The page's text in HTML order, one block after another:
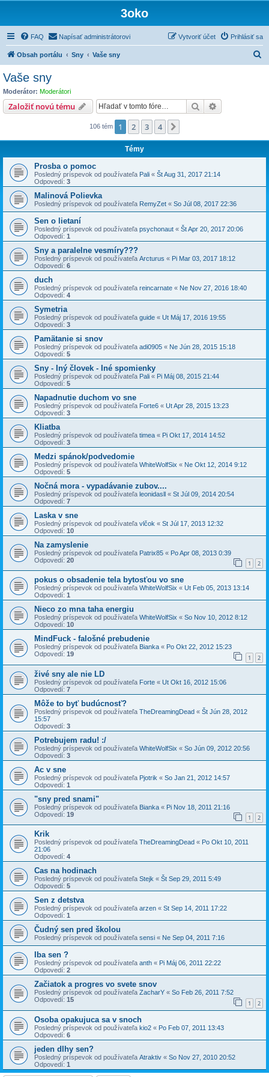
3oko
FAQ Napísať administrátorovi Prihlásiť sa
Vytvoriť účet
Obsah portálu Sny Vaše sny
Vaše sny
Moderátor: Moderátori
Založiť novú tému Hľadať
106 tém 1 2 3 4
Témy
Prosba o pomoc
Posledný príspevok od používateľa Pali « Št Aug 31, 2017 21:14
Odpovedí: 3
Malinová Polievka
Posledný príspevok od používateľa RemyZet « So Júl 08, 2017 22:36
Sen o lietaní
Posledný príspevok od používateľa psychonaut « Št Apr 20, 2017 20:06
Odpovedí: 1
Sny a paralelne vesmíry???
Posledný príspevok od používateľa Arcturus « Pi Mar 03, 2017 18:12
Odpovedí: 6
duch
Posledný príspevok od používateľa reincarnate « Ne Nov 27, 2016 18:40
Odpovedí: 4
Symetria
Posledný príspevok od používateľa guide « Ut Máj 17, 2016 19:55
Odpovedí: 3
Pamätanie si snov
Posledný príspevok od používateľa adi0905 « Ne Jún 28, 2015 15:18
Odpovedí: 5
Sny - Iný človek - Iné spomienky
Posledný príspevok od používateľa Pali « Pi Máj 08, 2015 21:44
Odpovedí: 5
Napadnutie duchom vo sne
Posledný príspevok od používateľa Forte6 « Ut Apr 28, 2015 13:23
Odpovedí: 3
Kliatba
Posledný príspevok od používateľa timea « Pi Okt 17, 2014 14:52
Odpovedí: 3
Medzi spánok/podvedomie
Posledný príspevok od používateľa WhiteWolfSix « Ne Okt 12, 2014 9:12
Odpovedí: 5
Nočná mora - vypadávanie zubov....
Posledný príspevok od používateľa leonidasll « St Júl 09, 2014 20:54
Odpovedí: 7
Laska v sne
Posledný príspevok od používateľa vlčok « St Júl 17, 2013 12:32
Odpovedí: 10
Na zamyslenie
Posledný príspevok od používateľa Patrix85 « Po Apr 08, 2013 0:39
Odpovedí: 20 1 2
pokus o obsadenie tela bytosťou vo sne
Posledný príspevok od používateľa WhiteWolfSix « Ut Feb 05, 2013 13:14
Odpovedí: 1
Nieco zo mna taha energiu
Posledný príspevok od používateľa WhiteWolfSix « So Nov 10, 2012 8:12
Odpovedí: 10
MindFuck - falošné prebudenie
Posledný príspevok od používateľa Bianka « Po Okt 22, 2012 15:23
Odpovedí: 19 1 2
živé sny ale nie LD
Posledný príspevok od používateľa Forte « Ut Okt 16, 2012 15:06
Odpovedí: 7
Môže to byť budúcnosť?
Posledný príspevok od používateľa TheDreamingDead « Št Jún 28, 2012
15:57
Odpovedí: 3
Potrebujem radu! :/
Posledný príspevok od používateľa WhiteWolfSix « So Jún 09, 2012 20:56
Odpovedí: 3
Ac v sne
Posledný príspevok od používateľa Pjotrik « So Jan 21, 2012 14:57
Odpovedí: 1
"sny pred snami"
Posledný príspevok od používateľa Bianka « Pi Nov 18, 2011 21:16
Odpovedí: 19 1 2
Krik
Posledný príspevok od používateľa TheDreamingDead « Po Okt 10, 2011
21:06
Odpovedí: 4
Cas na hodinach
Posledný príspevok od používateľa Stejk « Št Sep 29, 2011 5:49
Odpovedí: 5
Sen z detstva
Posledný príspevok od používateľa arzen « St Sep 14, 2011 17:22
Odpovedí: 1
Čudný sen pred školou
Posledný príspevok od používateľa sensi « Ne Sep 04, 2011 7:16
Iba sen ?
Posledný príspevok od používateľa anth « Pi Máj 06, 2011 22:22
Odpovedí: 2
Začiatok a progres vo svete snov
Posledný príspevok od používateľa ZacharY « So Feb 26, 2011 7:52
Odpovedí: 15 1 2
Osoba opakujuca sa v snoch
Posledný príspevok od používateľa kio2 « Po Feb 07, 2011 13:43
Odpovedí: 6
jeden dlhy sen?
Posledný príspevok od používateľa Atraktiv « So Nov 27, 2010 20:52
Odpovedí: 1